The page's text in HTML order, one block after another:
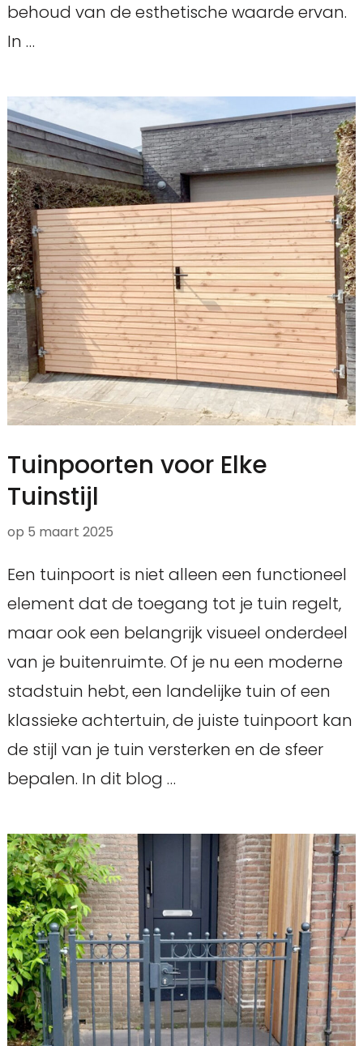
behoud van de esthetische waarde ervan.
In …
Tuinpoorten voor Elke
Tuinstijl
op 5 maart 2025
Een tuinpoort is niet alleen een functioneel
element dat de toegang tot je tuin regelt,
maar ook een belangrijk visueel onderdeel
van je buitenruimte. Of je nu een moderne
stadstuin hebt, een landelijke tuin of een
klassieke achtertuin, de juiste tuinpoort kan
de stijl van je tuin versterken en de sfeer
bepalen. In dit blog …